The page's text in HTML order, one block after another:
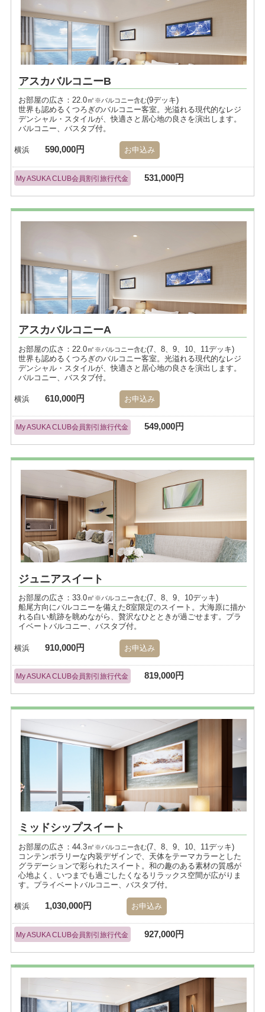
アスカバルコニーB
お部屋の広さ：22.0㎡ ※バルコニー含む(9デッキ)
世界も認めるくつろぎのバルコニー客室。光溢れる現代的なレジ
デンシャル・スタイルが、快適さと居心地の良さを演出します。
バルコニー、バスタブ付。
横浜 590,000円 お申込み
My ASUKA CLUB会員割引旅行代金 531,000円
アスカバルコニーA
お部屋の広さ：22.0㎡ ※バルコニー含む(7、8、9、10、11デッキ)
世界も認めるくつろぎのバルコニー客室。光溢れる現代的なレジ
デンシャル・スタイルが、快適さと居心地の良さを演出します。
バルコニー、バスタブ付。
横浜 610,000円 お申込み
My ASUKA CLUB会員割引旅行代金 549,000円
ジュニアスイート
お部屋の広さ：33.0㎡ ※バルコニー含む(7、8、9、10デッキ)
船尾方向にバルコニーを備えた8室限定のスイート。大海原に描か
れる白い航跡を眺めながら、贅沢なひとときが過ごせます。プラ
イベートバルコニー、バスタブ付。
横浜 910,000円 お申込み
My ASUKA CLUB会員割引旅行代金 819,000円
ミッドシップスイート
お部屋の広さ：44.3㎡ ※バルコニー含む(7、8、9、10、11デッキ)
コンテンポラリーな内装デザインで、天体をテーマカラーとした
グラデーションで彩られたスイート。和の趣のある素材の質感が
心地よく、いつまでも過ごしたくなるリラックス空間が広がりま
す。プライベートバルコニー、バスタブ付。
横浜 1,030,000円 お申込み
My ASUKA CLUB会員割引旅行代金 927,000円